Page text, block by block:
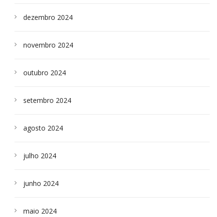
dezembro 2024
novembro 2024
outubro 2024
setembro 2024
agosto 2024
julho 2024
junho 2024
maio 2024